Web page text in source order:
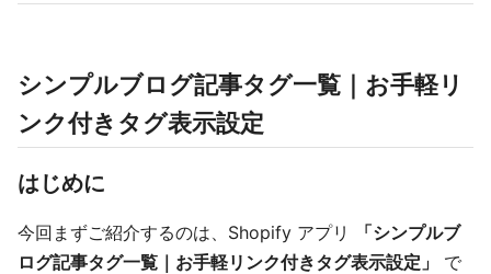
シンプルブログ記事タグ一覧｜お手軽リ
ンク付きタグ表示設定
はじめに
今回まずご紹介するのは、Shopify アプリ
「シンプルブ
ログ記事タグ一覧｜お手軽リンク付きタグ表示設定」
で